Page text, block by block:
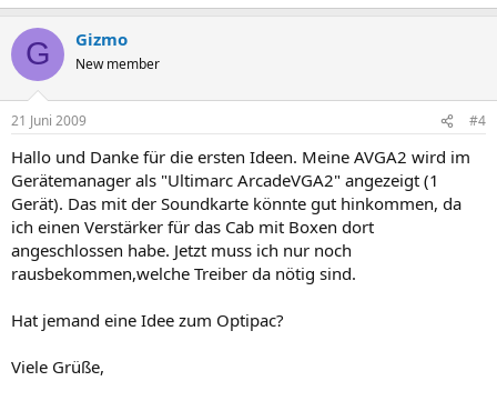
G Gizmo
New member
21 Juni 2009 #4
Hallo und Danke für die ersten Ideen. Meine AVGA2 wird im
Gerätemanager als "Ultimarc ArcadeVGA2" angezeigt (1
Gerät). Das mit der Soundkarte könnte gut hinkommen, da
ich einen Verstärker für das Cab mit Boxen dort
angeschlossen habe. Jetzt muss ich nur noch
rausbekommen,welche Treiber da nötig sind.
Hat jemand eine Idee zum Optipac?
Viele Grüße,